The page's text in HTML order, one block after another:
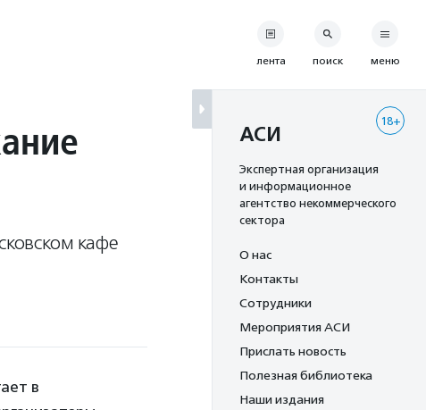
кафе
в
лента поиск меню
18+
АСИ
Экспертная организация
и информационное
агентство некоммерческого
сектора
О нас
Контакты
Сотрудники
Мероприятия АСИ
Прислать новость
Полезная библиотека
Наши издания